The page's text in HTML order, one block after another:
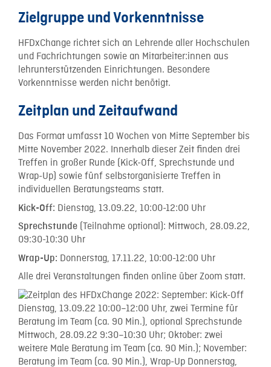
Zielgruppe und Vorkenntnisse
HFDxChange richtet sich an Lehrende aller Hochschulen
und Fachrichtungen sowie an Mitarbeiter:innen aus
lehrunterstützenden Einrichtungen. Besondere
Vorkenntnisse werden nicht benötigt.
Zeitplan und Zeitaufwand
Das Format umfasst 10 Wochen von Mitte September bis
Mitte November 2022. Innerhalb dieser Zeit finden drei
Treffen in großer Runde (Kick-Off, Sprechstunde und
Wrap-Up) sowie fünf selbstorganisierte Treffen in
individuellen Beratungsteams statt.
Kick-Off: Dienstag, 13.09.22, 10:00-12:00 Uhr
Sprechstunde (Teilnahme optional): Mittwoch, 28.09.22,
09:30-10:30 Uhr
Wrap-Up: Donnerstag, 17.11.22, 10:00-12:00 Uhr
Alle drei Veranstaltungen finden online über Zoom statt.